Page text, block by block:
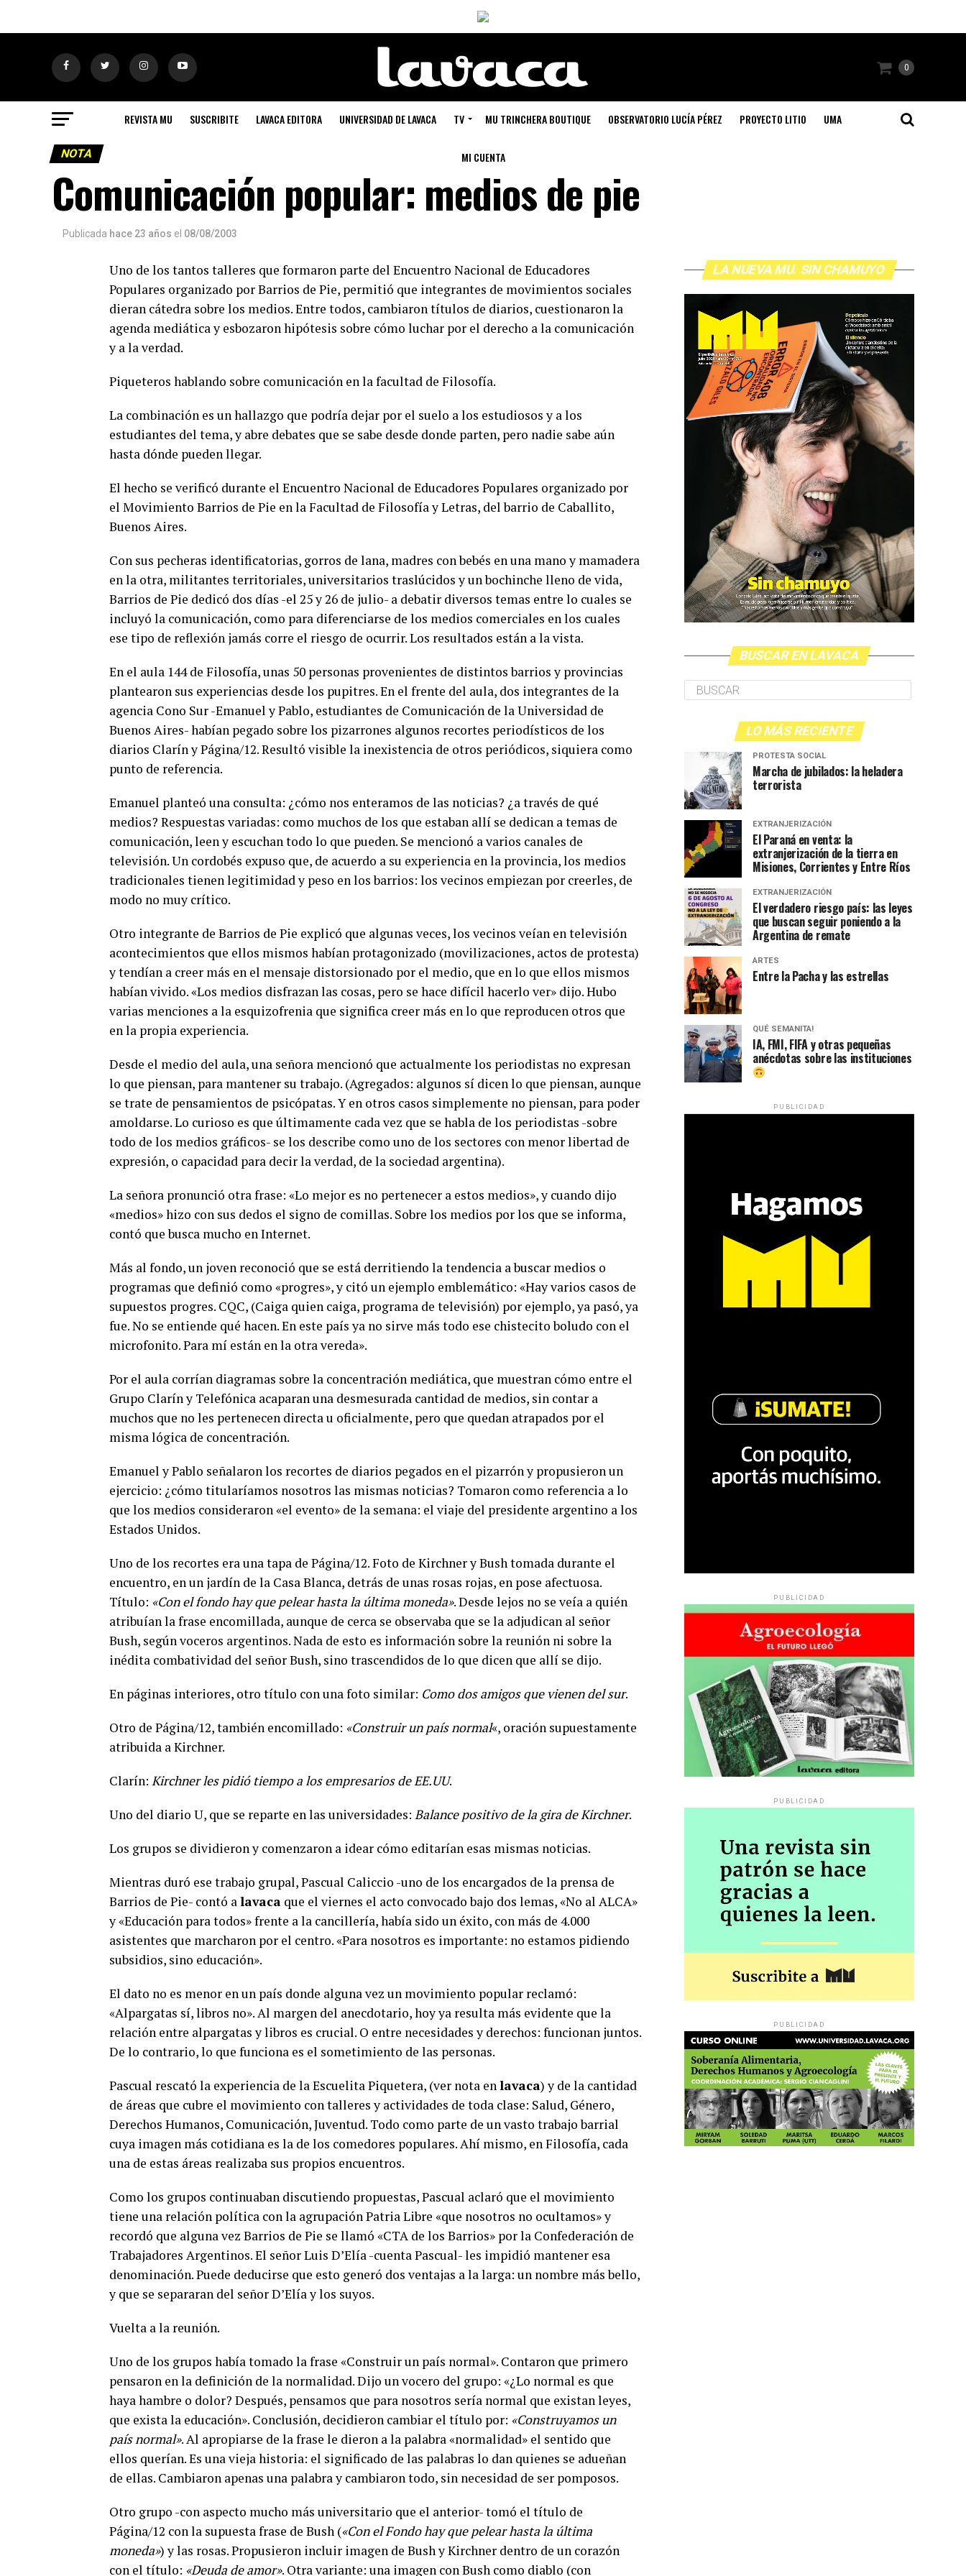
0
REVISTA MU SUSCRIBITE LAVACA EDITORA UNIVERSIDAD DE LAVACA TV MU TRINCHERA BOUTIQUE OBSERVATORIO LUCÍA PÉREZ PROYECTO LITIO UMA
MI CUENTA
NOTA
Comunicación popular: medios de pie
Publicada hace 23 años el 08/08/2003
Uno de los tantos talleres que formaron parte del Encuentro Nacional de Educadores
Populares organizado por Barrios de Pie, permitió que integrantes de movimientos sociales
dieran cátedra sobre los medios. Entre todos, cambiaron títulos de diarios, cuestionaron la
agenda mediática y esbozaron hipótesis sobre cómo luchar por el derecho a la comunicación
y a la verdad.
Piqueteros hablando sobre comunicación en la facultad de Filosofía.
La combinación es un hallazgo que podría dejar por el suelo a los estudiosos y a los
estudiantes del tema, y abre debates que se sabe desde donde parten, pero nadie sabe aún
hasta dónde pueden llegar.
El hecho se verificó durante el Encuentro Nacional de Educadores Populares organizado por
el Movimiento Barrios de Pie en la Facultad de Filosofía y Letras, del barrio de Caballito,
Buenos Aires.
Con sus pecheras identificatorias, gorros de lana, madres con bebés en una mano y mamadera
en la otra, militantes territoriales, universitarios traslúcidos y un bochinche lleno de vida,
Barrios de Pie dedicó dos días -el 25 y 26 de julio- a debatir diversos temas entre lo cuales se
incluyó la comunicación, como para diferenciarse de los medios comerciales en los cuales
ese tipo de reflexión jamás corre el riesgo de ocurrir. Los resultados están a la vista.
En el aula 144 de Filosofía, unas 50 personas provenientes de distintos barrios y provincias
plantearon sus experiencias desde los pupitres. En el frente del aula, dos integrantes de la
agencia Cono Sur -Emanuel y Pablo, estudiantes de Comunicación de la Universidad de
Buenos Aires- habían pegado sobre los pizarrones algunos recortes periodísticos de los
diarios Clarín y Página/12. Resultó visible la inexistencia de otros periódicos, siquiera como
punto de referencia.
Emanuel planteó una consulta: ¿cómo nos enteramos de las noticias? ¿a través de qué
medios? Respuestas variadas: como muchos de los que estaban allí se dedican a temas de
comunicación, leen y escuchan todo lo que pueden. Se mencionó a varios canales de
televisión. Un cordobés expuso que, de acuerdo a su experiencia en la provincia, los medios
tradicionales tienen legitimidad y peso en los barrios: los vecinos empiezan por creerles, de
modo no muy crítico.
Otro integrante de Barrios de Pie explicó que algunas veces, los vecinos veían en televisión
acontecimientos que ellos mismos habían protagonizado (movilizaciones, actos de protesta)
y tendían a creer más en el mensaje distorsionado por el medio, que en lo que ellos mismos
habían vivido. «Los medios disfrazan las cosas, pero se hace difícil hacerlo ver» dijo. Hubo
varias menciones a la esquizofrenia que significa creer más en lo que reproducen otros que
en la propia experiencia.
Desde el medio del aula, una señora mencionó que actualmente los periodistas no expresan
lo que piensan, para mantener su trabajo. (Agregados: algunos sí dicen lo que piensan, aunque
se trate de pensamientos de psicópatas. Y en otros casos simplemente no piensan, para poder
amoldarse. Lo curioso es que últimamente cada vez que se habla de los periodistas -sobre
todo de los medios gráficos- se los describe como uno de los sectores con menor libertad de
expresión, o capacidad para decir la verdad, de la sociedad argentina).
La señora pronunció otra frase: «Lo mejor es no pertenecer a estos medios», y cuando dijo
«medios» hizo con sus dedos el signo de comillas. Sobre los medios por los que se informa,
contó que busca mucho en Internet.
Más al fondo, un joven reconoció que se está derritiendo la tendencia a buscar medios o
programas que definió como «progres», y citó un ejemplo emblemático: «Hay varios casos de
supuestos progres. CQC, (Caiga quien caiga, programa de televisión) por ejemplo, ya pasó, ya
fue. No se entiende qué hacen. En este país ya no sirve más todo ese chistecito boludo con el
microfonito. Para mí están en la otra vereda».
Por el aula corrían diagramas sobre la concentración mediática, que muestran cómo entre el
Grupo Clarín y Telefónica acaparan una desmesurada cantidad de medios, sin contar a
muchos que no les pertenecen directa u oficialmente, pero que quedan atrapados por el
misma lógica de concentración.
Emanuel y Pablo señalaron los recortes de diarios pegados en el pizarrón y propusieron un
ejercicio: ¿cómo titularíamos nosotros las mismas noticias? Tomaron como referencia a lo
que los medios consideraron «el evento» de la semana: el viaje del presidente argentino a los
Estados Unidos.
Uno de los recortes era una tapa de Página/12. Foto de Kirchner y Bush tomada durante el
encuentro, en un jardín de la Casa Blanca, detrás de unas rosas rojas, en pose afectuosa.
Título: «Con el fondo hay que pelear hasta la última moneda». Desde lejos no se veía a quién
atribuían la frase encomillada, aunque de cerca se observaba que se la adjudican al señor
Bush, según voceros argentinos. Nada de esto es información sobre la reunión ni sobre la
inédita combatividad del señor Bush, sino trascendidos de lo que dicen que allí se dijo.
En páginas interiores, otro título con una foto similar: Como dos amigos que vienen del sur.
Otro de Página/12, también encomillado: «Construir un país normal«, oración supuestamente
atribuida a Kirchner.
Clarín: Kirchner les pidió tiempo a los empresarios de EE.UU.
Uno del diario U, que se reparte en las universidades: Balance positivo de la gira de Kirchner.
Los grupos se dividieron y comenzaron a idear cómo editarían esas mismas noticias.
Mientras duró ese trabajo grupal, Pascual Caliccio -uno de los encargados de la prensa de
Barrios de Pie- contó alavaca que el viernes el acto convocado bajo dos lemas, «No al ALCA»
y «Educación para todos» frente a la cancillería, había sido un éxito, con más de 4.000
asistentes que marcharon por el centro. «Para nosotros es importante: no estamos pidiendo
subsidios, sino educación».
El dato no es menor en un país donde alguna vez un movimiento popular reclamó:
«Alpargatas sí, libros no». Al margen del anecdotario, hoy ya resulta más evidente que la
relación entre alpargatas y libros es crucial. O entre necesidades y derechos: funcionan juntos.
De lo contrario, lo que funciona es el sometimiento de las personas.
Pascual rescató la experiencia de la Escuelita Piquetera, (ver nota enlavaca) y de la cantidad
de áreas que cubre el movimiento con talleres y actividades de toda clase: Salud, Género,
Derechos Humanos, Comunicación, Juventud. Todo como parte de un vasto trabajo barrial
cuya imagen más cotidiana es la de los comedores populares. Ahí mismo, en Filosofía, cada
una de estas áreas realizaba sus propios encuentros.
Como los grupos continuaban discutiendo propuestas, Pascual aclaró que el movimiento
tiene una relación política con la agrupación Patria Libre «que nosotros no ocultamos» y
recordó que alguna vez Barrios de Pie se llamó «CTA de los Barrios» por la Confederación de
Trabajadores Argentinos. El señor Luis D’Elía -cuenta Pascual- les impidió mantener esa
denominación. Puede deducirse que esto generó dos ventajas a la larga: un nombre más bello,
y que se separaran del señor D’Elía y los suyos.
Vuelta a la reunión.
Uno de los grupos había tomado la frase «Construir un país normal». Contaron que primero
pensaron en la definición de la normalidad. Dijo un vocero del grupo: «¿Lo normal es que
haya hambre o dolor? Después, pensamos que para nosotros sería normal que existan leyes,
que exista la educación». Conclusión, decidieron cambiar el título por: «Construyamos un
país normal». Al apropiarse de la frase le dieron a la palabra «normalidad» el sentido que
ellos querían. Es una vieja historia: el significado de las palabras lo dan quienes se adueñan
de ellas. Cambiaron apenas una palabra y cambiaron todo, sin necesidad de ser pomposos.
Otro grupo -con aspecto mucho más universitario que el anterior- tomó el título de
Página/12 con la supuesta frase de Bush («Con el Fondo hay que pelear hasta la última
moneda») y las rosas. Propusieron incluir imagen de Bush y Kirchner dentro de un corazón
con el título: «Deuda de amor». Otra variante: una imagen con Bush como diablo (con
LA NUEVA MU. SIN CHAMUYO
BUSCAR EN LAVACA
LO MÁS RECIENTE
PROTESTA SOCIAL
Marcha de jubilados: la heladera
terrorista
EXTRANJERIZACIÓN
El Paraná en venta: la
extranjerización de la tierra en
Misiones, Corrientes y Entre Ríos
EXTRANJERIZACIÓN
El verdadero riesgo país: las leyes
que buscan seguir poniendo a la
Argentina de remate
ARTES
Entre la Pacha y las estrellas
QUÉ SEMANITA!
IA, FMI, FIFA y otras pequeñas
anécdotas sobre las instituciones
PUBLICIDAD
PUBLICIDAD
PUBLICIDAD
PUBLICIDAD